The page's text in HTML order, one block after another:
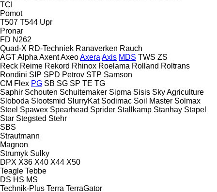
TCI
Pomot
T507 T544 Upr
Pronar
FD N262
Quad-X RD-Techniek Ranaverken Rauch
AGTAlpha AxentAxeoAxera Axis MDS TWS ZS
Reck Reime Rekord Rhinox Roelama Rolland Roltrans
Rondini SIP SPD Petrov STP Samson
CM Flex PG SB SG SP TE TG
Saphir Schouten Schuitemaker Sipma Sisis Sky Agriculture
Sloboda Slootsmid SlurryKat Sodimac Soil Master Solmax
Steel Spawex Spearhead Sprider Stallkamp Stanhay Stapel
Star Stegsted Stehr
SBS
Strautmann
Magnon
Strumyk Sulky
DPX X36 X40 X44 X50
Teagle Tebbe
DS HS MS
Technik-Plus Terra TerraGator